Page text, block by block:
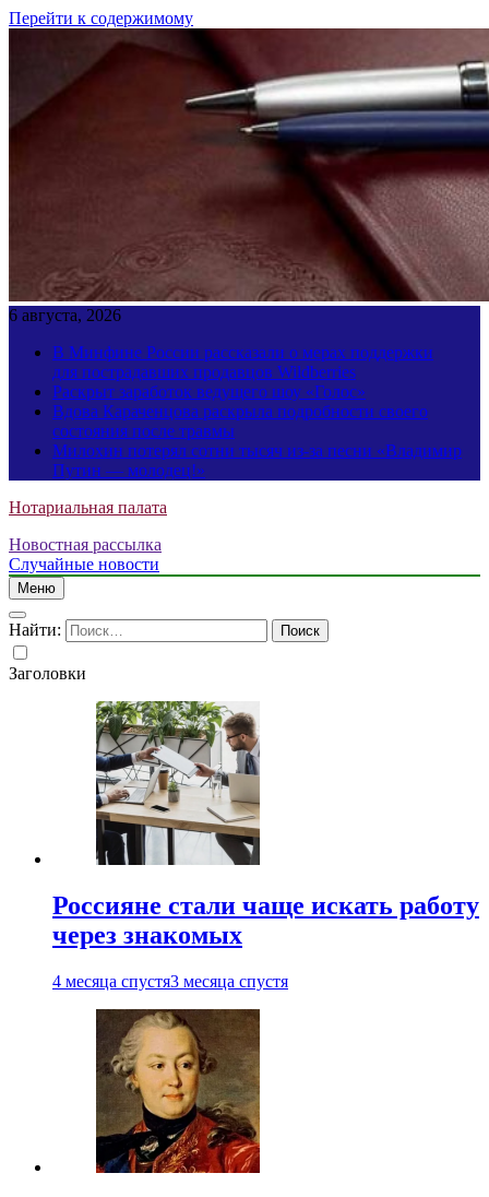
Перейти к содержимому
6 августа, 2026
В Минфине России рассказали о мерах поддержки
для пострадавших продавцов Wildberries
Раскрыт заработок ведущего шоу «Голос»
Вдова Караченцова раскрыла подробности своего
состояния после травмы
Милохин потерял сотни тысяч из-за песни «Владимир
Путин — молодец!»
Нотариальная палата
Новостная рассылка
Случайные новости
Меню
Найти:
Заголовки
Россияне стали чаще искать работу
через знакомых
4 месяца спустя3 месяца спустя